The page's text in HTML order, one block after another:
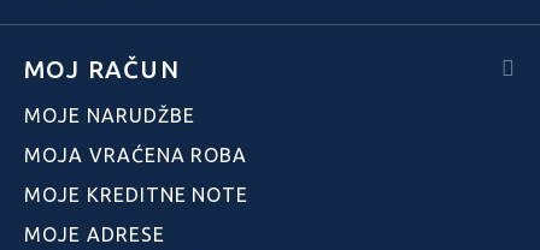
MOJ RAČUN
MOJE NARUDŽBE
MOJA VRAĆENA ROBA
MOJE KREDITNE NOTE
MOJE ADRESE